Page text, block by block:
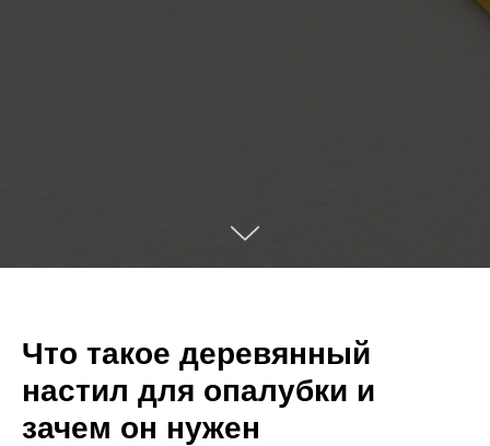
Что такое деревянный
настил для опалубки и
зачем он нужен